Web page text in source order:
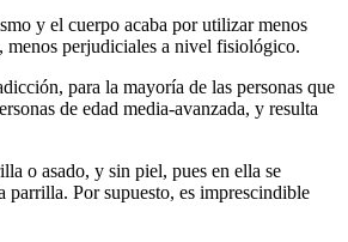
y el cuerpo acaba por utilizar menos
, menos perjudiciales a nivel fisiológico.
para la mayoría de las personas que
de edad media-avanzada, y resulta
o asado, y sin piel, pues en ella se
Por supuesto, es imprescindible